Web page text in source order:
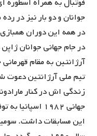
فوتبال به همراه اسطوره
جوانان و دو بار نیز در
در همه این دوران همبازی
آرژانتین به مقام
زندگی اش در کنار
جهانی ۱۹۸۲
این مسابقات داشت. سومین